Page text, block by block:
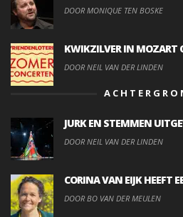
DOOR MONIQUE TEN BOSKE
KWIKZILVER IN MOZART
DOOR NEIL VAN DER LINDEN
JURK EN STEMMEN
DOOR NEIL VAN DER LINDEN
CORINA VAN EIJK HEEFT
DOOR BO VAN DER MEULEN